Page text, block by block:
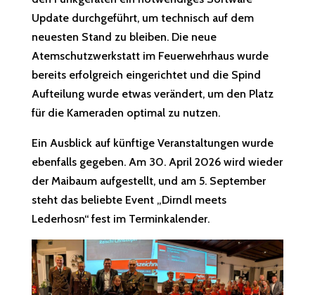
Update durchgeführt, um technisch auf dem
neuesten Stand zu bleiben. Die neue
Atemschutzwerkstatt im Feuerwehrhaus wurde
bereits erfolgreich eingerichtet und die Spind
Aufteilung wurde etwas verändert, um den Platz
für die Kameraden optimal zu nutzen.
Ein Ausblick auf künftige Veranstaltungen wurde
ebenfalls gegeben. Am 30. April 2026 wird wieder
der Maibaum aufgestellt, und am 5. September
steht das beliebte Event „Dirndl meets
Lederhosn“ fest im Terminkalender.